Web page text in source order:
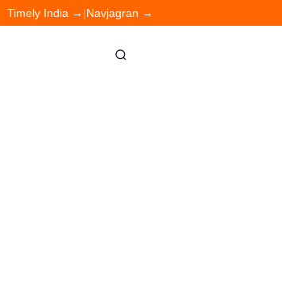
Timely India → |Navjagran →